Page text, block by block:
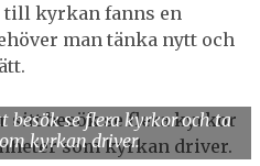
till kyrkan fanns en
man tänka nytt och
besök se flera kyrkor och ta
kyrkan driver.